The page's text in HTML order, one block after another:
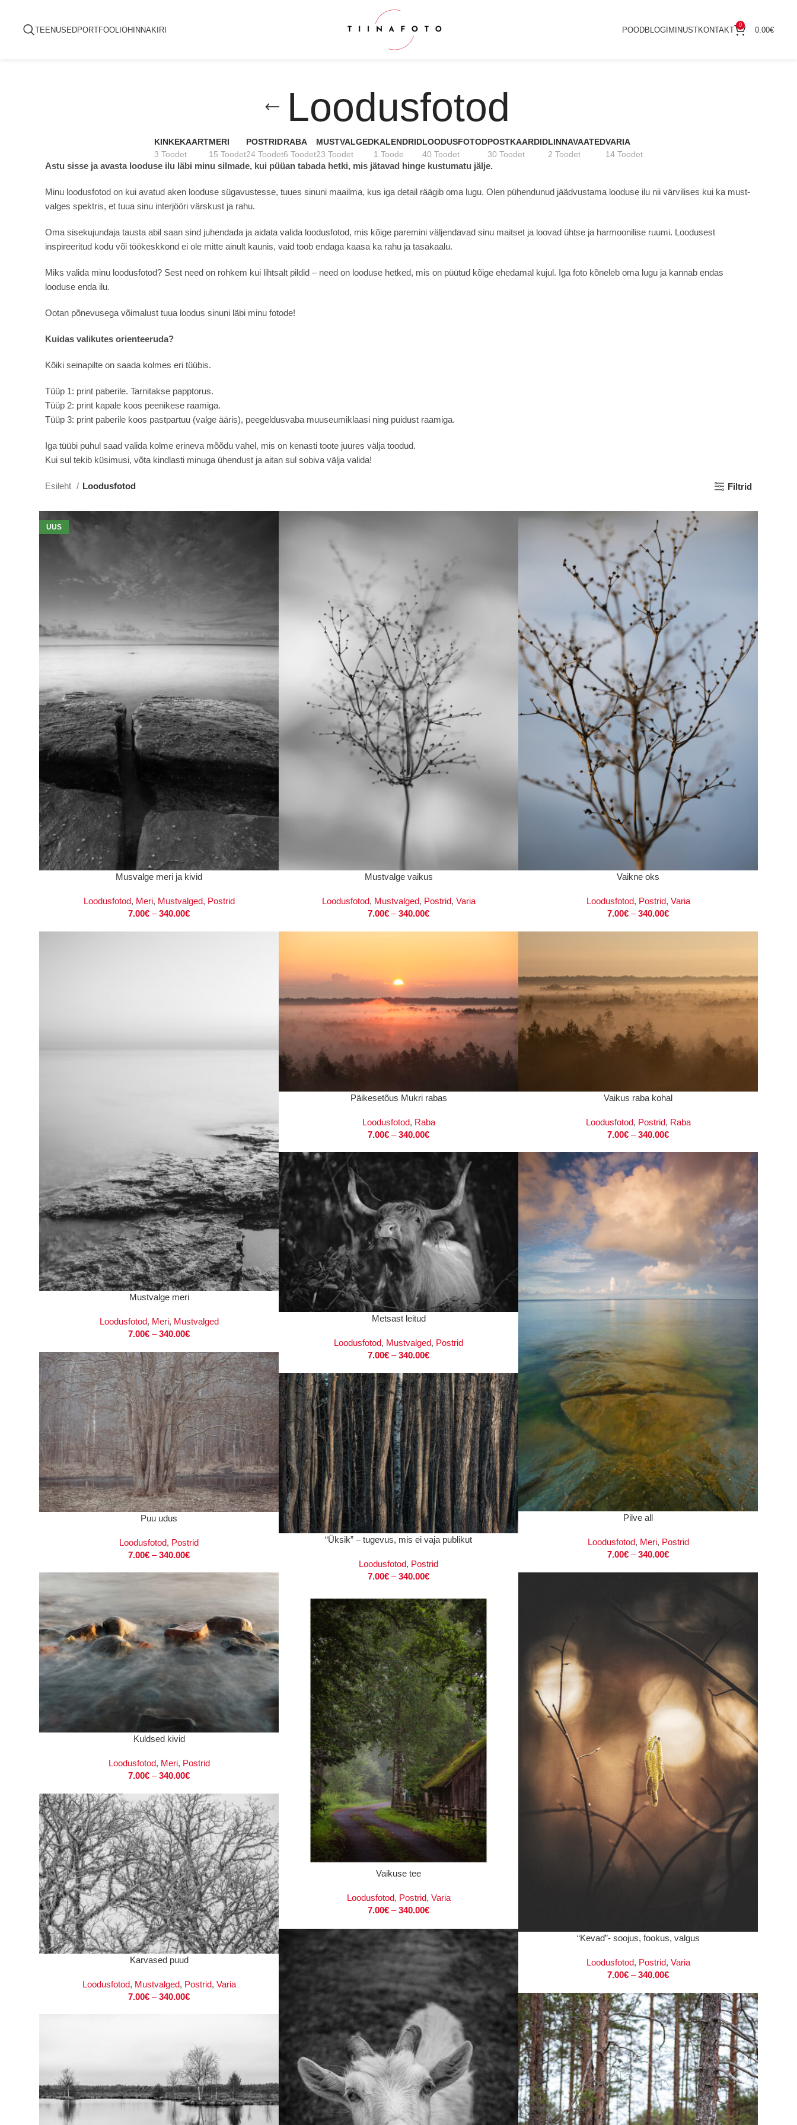
TEENUSEDPORTFOOLIOHINNAKIRI POODBLOGIMINUSTKONTAKT
0
0.00€
Loodusfotod
KINKEKAART
3 Toodet
MERI
15 Toodet
POSTRID
24 Toodet
RABA
6 Toodet
MUSTVALGED
23 Toodet
KALENDRID
1 Toode
LOODUSFOTOD
40 Toodet
POSTKAARDID
30 Toodet
LINNAVAATED
2 Toodet
VARIA
14 Toodet
Astu sisse ja avasta looduse ilu läbi minu silmade, kui püüan tabada hetki, mis jätavad hinge kustumatu jälje.
Minu loodusfotod on kui avatud aken looduse sügavustesse, tuues sinuni maailma, kus iga detail räägib oma lugu. Olen pühendunud jäädvustama looduse ilu nii värvilises kui ka must-
valges spektris, et tuua sinu interjööri värskust ja rahu.
Oma sisekujundaja tausta abil saan sind juhendada ja aidata valida loodusfotod, mis kõige paremini väljendavad sinu maitset ja loovad ühtse ja harmoonilise ruumi. Loodusest
inspireeritud kodu või töökeskkond ei ole mitte ainult kaunis, vaid toob endaga kaasa ka rahu ja tasakaalu.
Miks valida minu loodusfotod? Sest need on rohkem kui lihtsalt pildid – need on looduse hetked, mis on püütud kõige ehedamal kujul. Iga foto kõneleb oma lugu ja kannab endas
looduse enda ilu.
Ootan põnevusega võimalust tuua loodus sinuni läbi minu fotode!
Kuidas valikutes orienteeruda?
Kõiki seinapilte on saada kolmes eri tüübis.
Tüüp 1: print paberile. Tarnitakse papptorus.
Tüüp 2: print kapale koos peenikese raamiga.
Tüüp 3: print paberile koos pastpartuu (valge ääris), peegeldusvaba muuseumiklaasi ning puidust raamiga.
Iga tüübi puhul saad valida kolme erineva mõõdu vahel, mis on kenasti toote juures välja toodud.
Kui sul tekib küsimusi, võta kindlasti minuga ühendust ja aitan sul sobiva välja valida!
Esileht Loodusfotod Filtrid
UUS
Musvalge meri ja kivid
Loodusfotod, Meri, Mustvalged, Postrid
7.00€ – 340.00€
Mustvalge vaikus
Loodusfotod, Mustvalged, Postrid, Varia
7.00€ – 340.00€
Vaikne oks
Loodusfotod, Postrid, Varia
7.00€ – 340.00€
Mustvalge meri
Loodusfotod, Meri, Mustvalged
7.00€ – 340.00€
Päikesetõus Mukri rabas
Loodusfotod, Raba
7.00€ – 340.00€
Vaikus raba kohal
Loodusfotod, Postrid, Raba
7.00€ – 340.00€
Metsast leitud
Loodusfotod, Mustvalged, Postrid
7.00€ – 340.00€
Pilve all
Loodusfotod, Meri, Postrid
7.00€ – 340.00€
Puu udus
Loodusfotod, Postrid
7.00€ – 340.00€
“Üksik” – tugevus, mis ei vaja publikut
Loodusfotod, Postrid
7.00€ – 340.00€
Kuldsed kivid
Loodusfotod, Meri, Postrid
7.00€ – 340.00€
“Kevad”- soojus, fookus, valgus
Loodusfotod, Postrid, Varia
7.00€ – 340.00€
Vaikuse tee
Loodusfotod, Postrid, Varia
7.00€ – 340.00€
Karvased puud
Loodusfotod, Mustvalged, Postrid, Varia
7.00€ – 340.00€